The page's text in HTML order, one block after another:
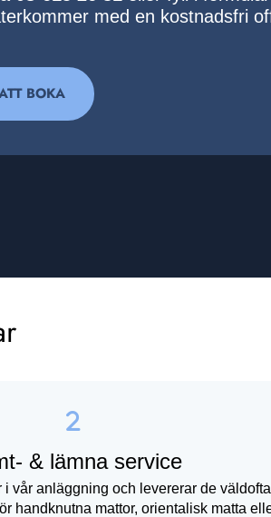
med en kostnadsfri
BOKA
& lämna service
i vår anläggning och levererar de
handknutna mattor, orientalisk matta